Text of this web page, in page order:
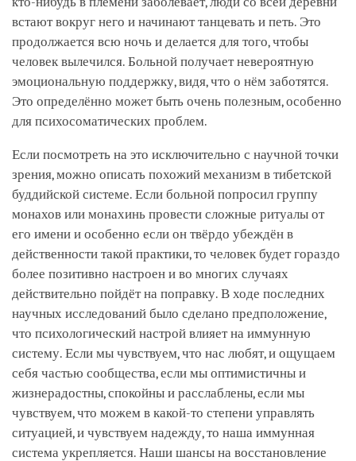
встают вокруг него и начинают танцевать и петь. Это
продолжается всю ночь и делается для того, чтобы
человек вылечился. Больной получает невероятную
эмоциональную поддержку, видя, что о нём заботятся.
Это определённо может быть очень полезным, особенно
для психосоматических проблем.
Если посмотреть на это исключительно с научной точки
зрения, можно описать похожий механизм в тибетской
буддийской системе. Если больной попросил группу
монахов или монахинь провести сложные ритуалы от
его имени и особенно если он твёрдо убеждён в
действенности такой практики, то человек будет гораздо
более позитивно настроен и во многих случаях
действительно пойдёт на поправку. В ходе последних
научных исследований было сделано предположение,
что психологический настрой влияет на иммунную
систему. Если мы чувствуем, что нас любят, и ощущаем
себя частью сообщества, если мы оптимистичны и
жизнерадостны, спокойны и расслаблены, если мы
чувствуем, что можем в какой-то степени управлять
ситуацией, и чувствуем надежду, то наша иммунная
система укрепляется. Наши шансы на восстановление